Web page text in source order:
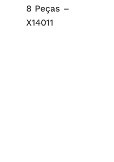
8 Peças –
X14011